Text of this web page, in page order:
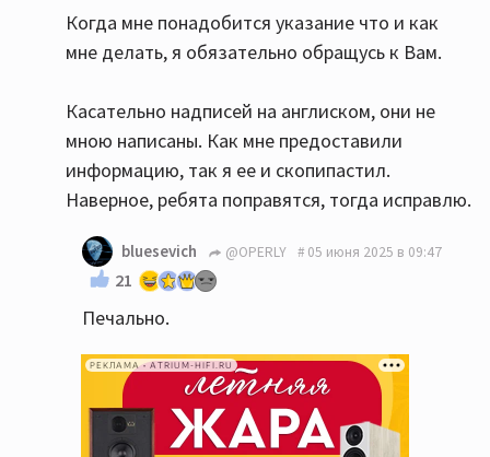
Когда мне понадобится указание что и как
мне делать, я обязательно обращусь к Вам.
Касательно надписей на англиском, они не
мною написаны. Как мне предоставили
информацию, так я ее и скопипастил.
Наверное, ребята поправятся, тогда исправлю.
bluesevich @OPERLY 05 июня 2025 в 09:47
21
Печально.
РЕКЛАМА • ATRIUM-HIFI.RU